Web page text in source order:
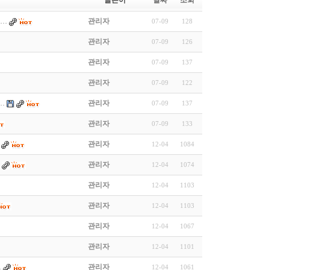
… 관리자 07-09 128
관리자 07-09 126
관리자 07-09 137
관리자 07-09 122
관리자 07-09 137
관리자 07-09 133
관리자 12-04 1084
관리자 12-04 1074
관리자 12-04 1103
관리자 12-04 1103
관리자 12-04 1067
관리자 12-04 1101
관리자 12-04 1061